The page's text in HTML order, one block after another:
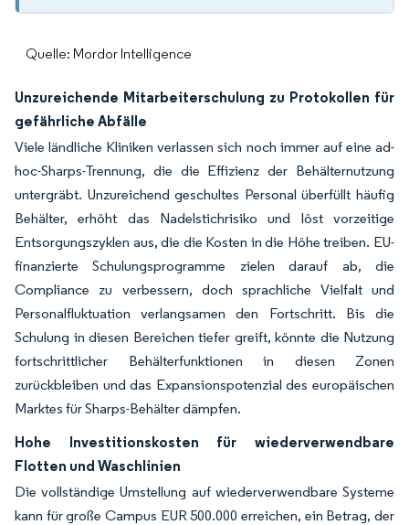
Quelle: Mordor Intelligence
Unzureichende Mitarbeiterschulung zu Protokollen für
gefährliche Abfälle
Viele ländliche Kliniken verlassen sich noch immer auf eine ad-
hoc-Sharps-Trennung, die die Effizienz der Behälternutzung
untergräbt. Unzureichend geschultes Personal überfüllt häufig
Behälter, erhöht das Nadelstichrisiko und löst vorzeitige
Entsorgungszyklen aus, die die Kosten in die Höhe treiben. EU-
finanzierte Schulungsprogramme zielen darauf ab, die
Compliance zu verbessern, doch sprachliche Vielfalt und
Personalfluktuation verlangsamen den Fortschritt. Bis die
Schulung in diesen Bereichen tiefer greift, könnte die Nutzung
fortschrittlicher Behälterfunktionen in diesen Zonen
zurückbleiben und das Expansionspotenzial des europäischen
Marktes für Sharps-Behälter dämpfen.
Hohe Investitionskosten für wiederverwendbare
Flotten und Waschlinien
Die vollständige Umstellung auf wiederverwendbare Systeme
kann für große Campus EUR 500.000 erreichen, ein Betrag, der